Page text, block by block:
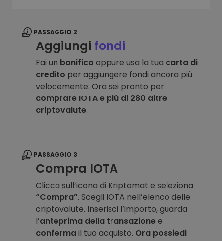
PASSAGGIO 2
Aggiungi fondi
Fai un bonifico oppure usa la tua carta di
credito per aggiungere fondi ancora più
velocemente. Ora sei pronto per
comprare IOTA e più di 280 altre
criptovalute.
PASSAGGIO 3
Compra IOTA
Clicca sull’icona di Kriptomat e seleziona
“Compra”. Scegli IOTA nell’elenco delle
criptovalute. Inserisci l’importo, guarda
l’anteprima della transazionee
confermail tuo acquisto. Ora possiedi